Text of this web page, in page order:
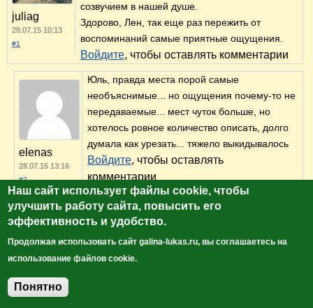
juliag
28.07.15 10:13
#1
созвучием в нашей душе.
Здорово, Лен, так еще раз пережить от
воспоминаний самые приятные ощущения.
Войдите, чтобы оставлять комментарии
elenas
28.07.15 13:16
#2
Юль, правда места порой самые
необъяснимые... но ощущения почему-то не
передаваемые... мест чуток больше, но
хотелось ровное количество описать, долго
думала как урезать... тяжело выкидывалось
Войдите, чтобы оставлять
комментарии
elenau
28.07.15 11:15
#3
Ого,Ленусь,сколько всего получилось! Если
даже просто все эти места ещё раз объехать -
тебе на годы вперед можно ничего не
планировать.))
Наш сайт использует файлы cookie, чтобы
улучшить работу сайта, повысить его
эффективность и удобство.
Продолжая использовать сайт galina-lukas.ru, вы соглашаетесь на
использование файлов cookie.
Понятно